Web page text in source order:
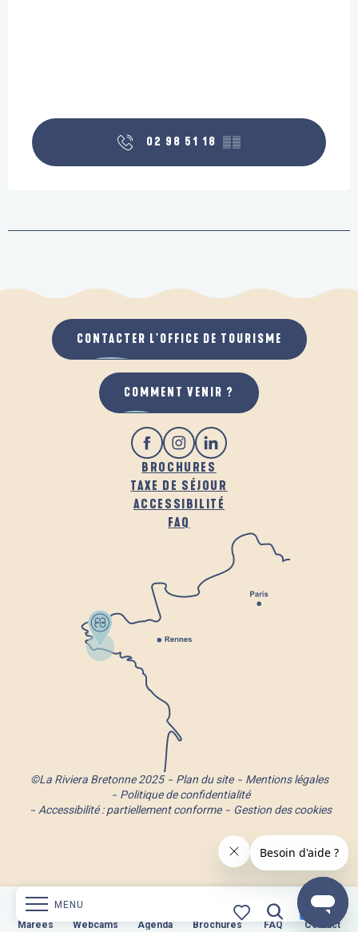
Marées Webcams
Webcams Agenda
Agenda Brochures
Brochures FAQ
FAQ Contact
Contact
MENU
02 98 51 18 ▒▒
BROCHURES
TAXE DE SÉJOUR
ACCESSIBILITÉ
FAQ
CONTACTER L'OFFICE DE TOURISME
COMMENT VENIR ?
©La Riviera Bretonne 2025 Plan du site
Mentions légales
Politique de confidentialité
Accessibilité : partiellement conforme
Gestion des cookies